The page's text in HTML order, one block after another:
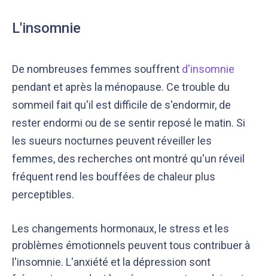
L'insomnie
De nombreuses femmes souffrent d'insomnie
pendant et après la ménopause. Ce trouble du
sommeil fait qu'il est difficile de s'endormir, de
rester endormi ou de se sentir reposé le matin. Si
les sueurs nocturnes peuvent réveiller les
femmes, des recherches ont montré qu'un réveil
fréquent rend les bouffées de chaleur plus
perceptibles.
Les changements hormonaux, le stress et les
problèmes émotionnels peuvent tous contribuer à
l'insomnie. L'anxiété et la dépression sont